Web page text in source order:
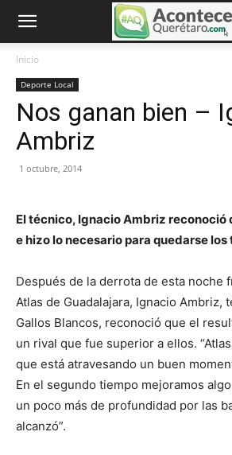
Inicio
Deporte Local
Nos ganan bien –
Ambriz
1 octubre, 2014
El técnico, Ignacio Ambriz reconoció
e hizo lo necesario para quedarse los
Después de la derrota de esta noche
Atlas de Guadalajara, Ignacio Ambriz,
Gallos Blancos, reconoció que el
un rival que fue superior a ellos.
que está atravesando un buen
En el segundo tiempo mejoramos
un poco más de profundidad por las
alcanzó”.